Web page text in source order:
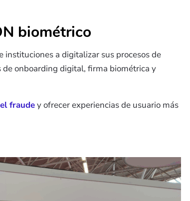
biométrico
instituciones a digitalizar sus procesos de
onboarding digital, firma biométrica y
fraudey ofrecer experiencias de usuario más